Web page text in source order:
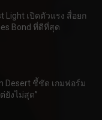
Light เปิดตัวแรง สื่อยก
Bond ที่ดีที่สุด
Desert ชี้ชัด เกมฟอร์ม
ยังไม่สุด”